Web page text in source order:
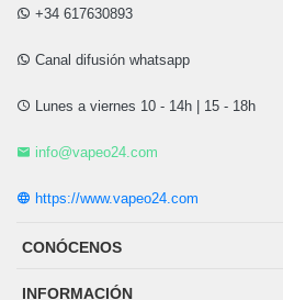
+34 617630893
Canal difusión whatsapp
Lunes a viernes 10 - 14h | 15 - 18h
info@vapeo24.com
https://www.vapeo24.com
CONÓCENOS
INFORMACIÓN